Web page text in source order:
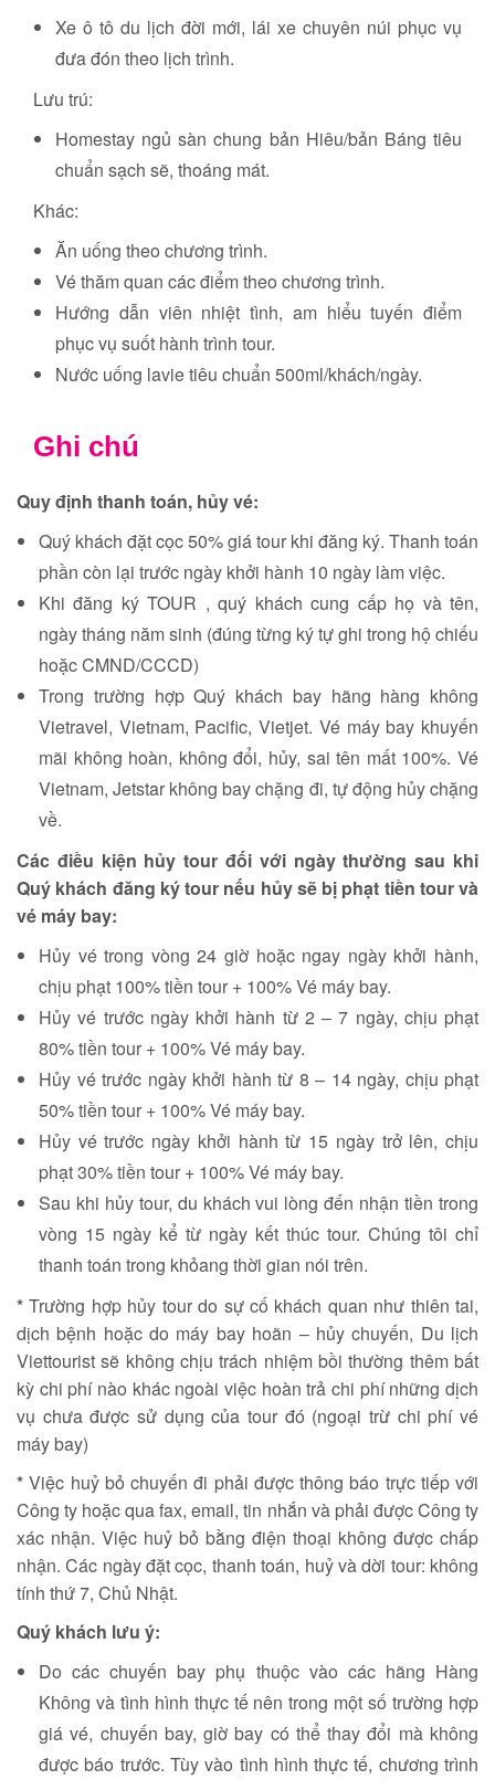
Xe ô tô du lịch đời mới, lái xe chuyên núi phục vụ
đưa đón theo lịch trình.
Lưu trú:
Homestay ngủ sàn chung bản Hiêu/bản Báng tiêu
chuẩn sạch sẽ, thoáng mát.
Khác:
Ăn uống theo chương trình.
Vé thăm quan các điểm theo chương trình.
Hướng dẫn viên nhiệt tình, am hiểu tuyến điểm
phục vụ suốt hành trình tour.
Nước uống lavie tiêu chuẩn 500ml/khách/ngày.
Ghi chú
Quy định thanh toán, hủy vé:
Quý khách đặt cọc 50% giá tour khi đăng ký. Thanh toán
phần còn lại trước ngày khởi hành 10 ngày làm việc.
Khi đăng ký TOUR , quý khách cung cấp họ và tên,
ngày tháng năm sinh (đúng từng ký tự ghi trong hộ chiếu
hoặc CMND/CCCD)
Trong trường hợp Quý khách bay hãng hàng không
Vietravel, Vietnam, Pacific, Vietjet. Vé máy bay khuyến
mãi không hoàn, không đổi, hủy, sai tên mất 100%. Vé
Vietnam, Jetstar không bay chặng đi, tự động hủy chặng
về.
Các điều kiện hủy tour đối với ngày thườngsau khi
Quý khách đăng ký tour nếu hủy sẽ bị phạt tiền tour và
vé máy bay:
Hủy vé trong vòng 24 giờ hoặc ngay ngày khởi hành,
chịu phạt 100% tiền tour + 100% Vé máy bay.
Hủy vé trước ngày khởi hành từ 2 – 7 ngày, chịu phạt
80% tiền tour + 100% Vé máy bay.
Hủy vé trước ngày khởi hành từ 8 – 14 ngày, chịu phạt
50% tiền tour + 100% Vé máy bay.
Hủy vé trước ngày khởi hành từ 15 ngày trở lên, chịu
phạt 30% tiền tour + 100% Vé máy bay.
Sau khi hủy tour, du khách vui lòng đến nhận tiền trong
vòng 15 ngày kể từ ngày kết thúc tour. Chúng tôi chỉ
thanh toán trong khỏang thời gian nói trên.
*Trường hợp hủy tour do sự cố khách quan như thiên tai,
dịch bệnh hoặc do máy bay hoãn – hủy chuyến, Du lịch
Viettourist sẽ không chịu trách nhiệm bồi thường thêm bất
kỳ chi phí nào khác ngoài việc hoàn trả chi phí những dịch
vụ chưa được sử dụng của tour đó (ngoại trừ chi phí vé
máy bay)
*Việc huỷ bỏ chuyến đi phải được thông báo trực tiếp với
Công ty hoặc qua fax, email, tin nhắn và phải được Công ty
xác nhận. Việc huỷ bỏ bằng điện thoại không được chấp
nhận. Các ngày đặt cọc, thanh toán, huỷ và dời tour: không
tính thứ 7, Chủ Nhật.
Quý khách lưu ý:
Do các chuyến bay phụ thuộc vào các hãng Hàng
Không và tình hình thực tế nên trong một số trường hợp
giá vé, chuyến bay, giờ bay có thể thay đổi mà không
được báo trước. Tùy vào tình hình thực tế, chương trình